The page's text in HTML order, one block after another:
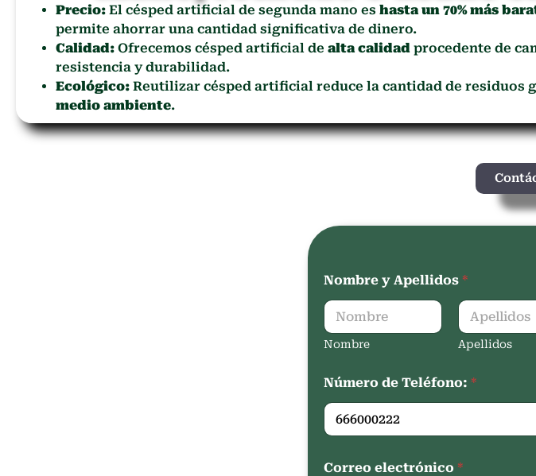
Precio: El césped artificial de segunda mano es hasta un 70% más
permite ahorrar una cantidad significativa de dinero.
Calidad: Ofrecemos césped artificial de alta calidad procedente de
resistencia y durabilidad.
Ecológico: Reutilizar césped artificial reduce la cantidad de residuos
medio ambiente.
Nombre y Apellidos *
Nombre Apellidos
Número de Teléfono: *
Correo electrónico *